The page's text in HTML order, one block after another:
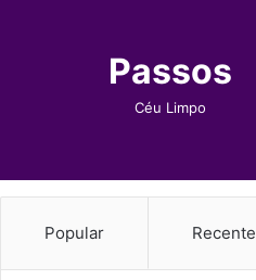
Passos
Céu Limpo
Popular Recente